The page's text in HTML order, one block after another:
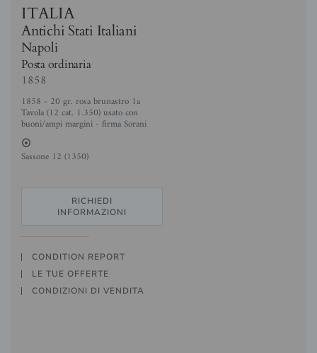
ITALIA
Antichi Stati Italiani
Napoli
Posta ordinaria
1858
1858 - 20 gr. rosa brunastro 1a
Tavola (12 cat. 1.350) usato con
buoni/ampi margini - firma Sorani
2
Sassone 12 (1350)
RICHIEDI
INFORMAZIONI
CONDITION REPORT
LE TUE OFFERTE
CONDIZIONI DI VENDITA